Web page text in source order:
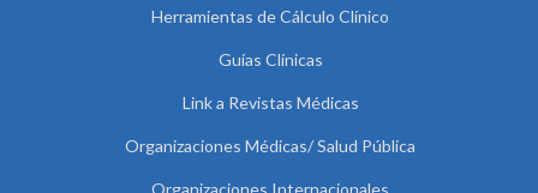
Herramientas de Cálculo Clínico
Guías Clínicas
Link a Revistas Médicas
Organizaciones Médicas/ Salud Pública